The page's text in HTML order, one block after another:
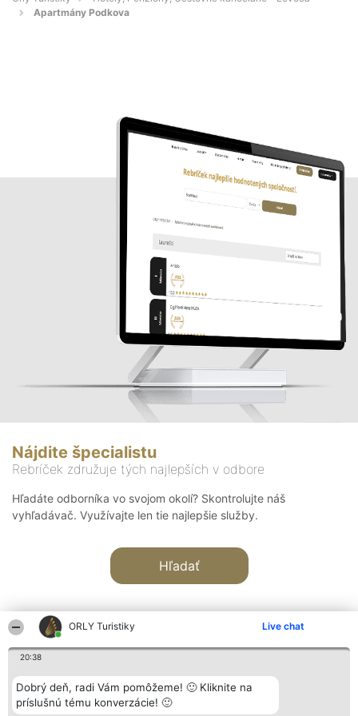
ORLY Turistiky Live chat
20:38
Dobrý deň, radi Vám pomôžeme! 🙂 Kliknite na
príslušnú tému konverzácie! 🙂
Apartmány Podkova
Nájdite špecialistu
Rebríček združuje tých najlepších v odbore
Hľadáte odborníka vo svojom okolí? Skontrolujte náš
vyhľadávač. Využívajte len tie najlepšie služby.
Hľadať
Organizátor hodnotenia
Bright Side Solutions sp. z o.
o. sp. k.
Hodnotenie
Laureáti
Lista
Kontakt
Kontakt